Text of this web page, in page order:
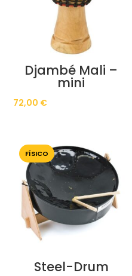
Djambé Mali –
mini
72,00 €
FÍSICO
Steel-Drum